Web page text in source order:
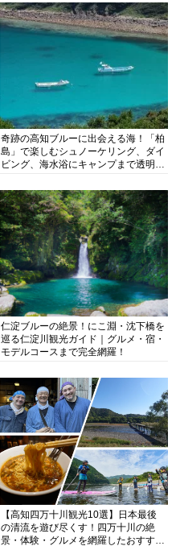
奇跡の高知ブルーに出会える海！「柏
島」で楽しむシュノーケリング、ダイ
ビング、海水浴にキャンプまで透明度
仁淀ブルーの絶景！にこ淵・沈下橋を
巡る仁淀川観光ガイド｜グルメ・宿・
モデルコースまで完全網羅！
【高知四万十川観光10選】日本最後
の清流を遊び尽くす！四万十川の絶
景・体験・グルメを網羅したおすすめ